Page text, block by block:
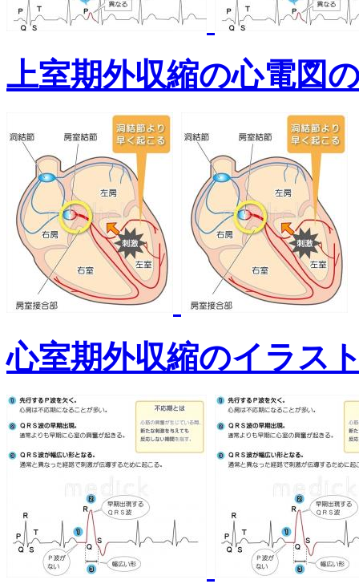
上室期外収縮の心電図
心室期外収縮のイラス